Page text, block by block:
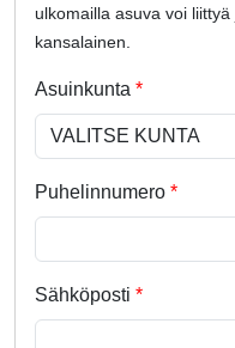
ulkomailla asuva voi
kansalainen.
Asuinkunta
Puhelinnumero
Sähköposti